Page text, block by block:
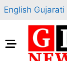
English Gujarati